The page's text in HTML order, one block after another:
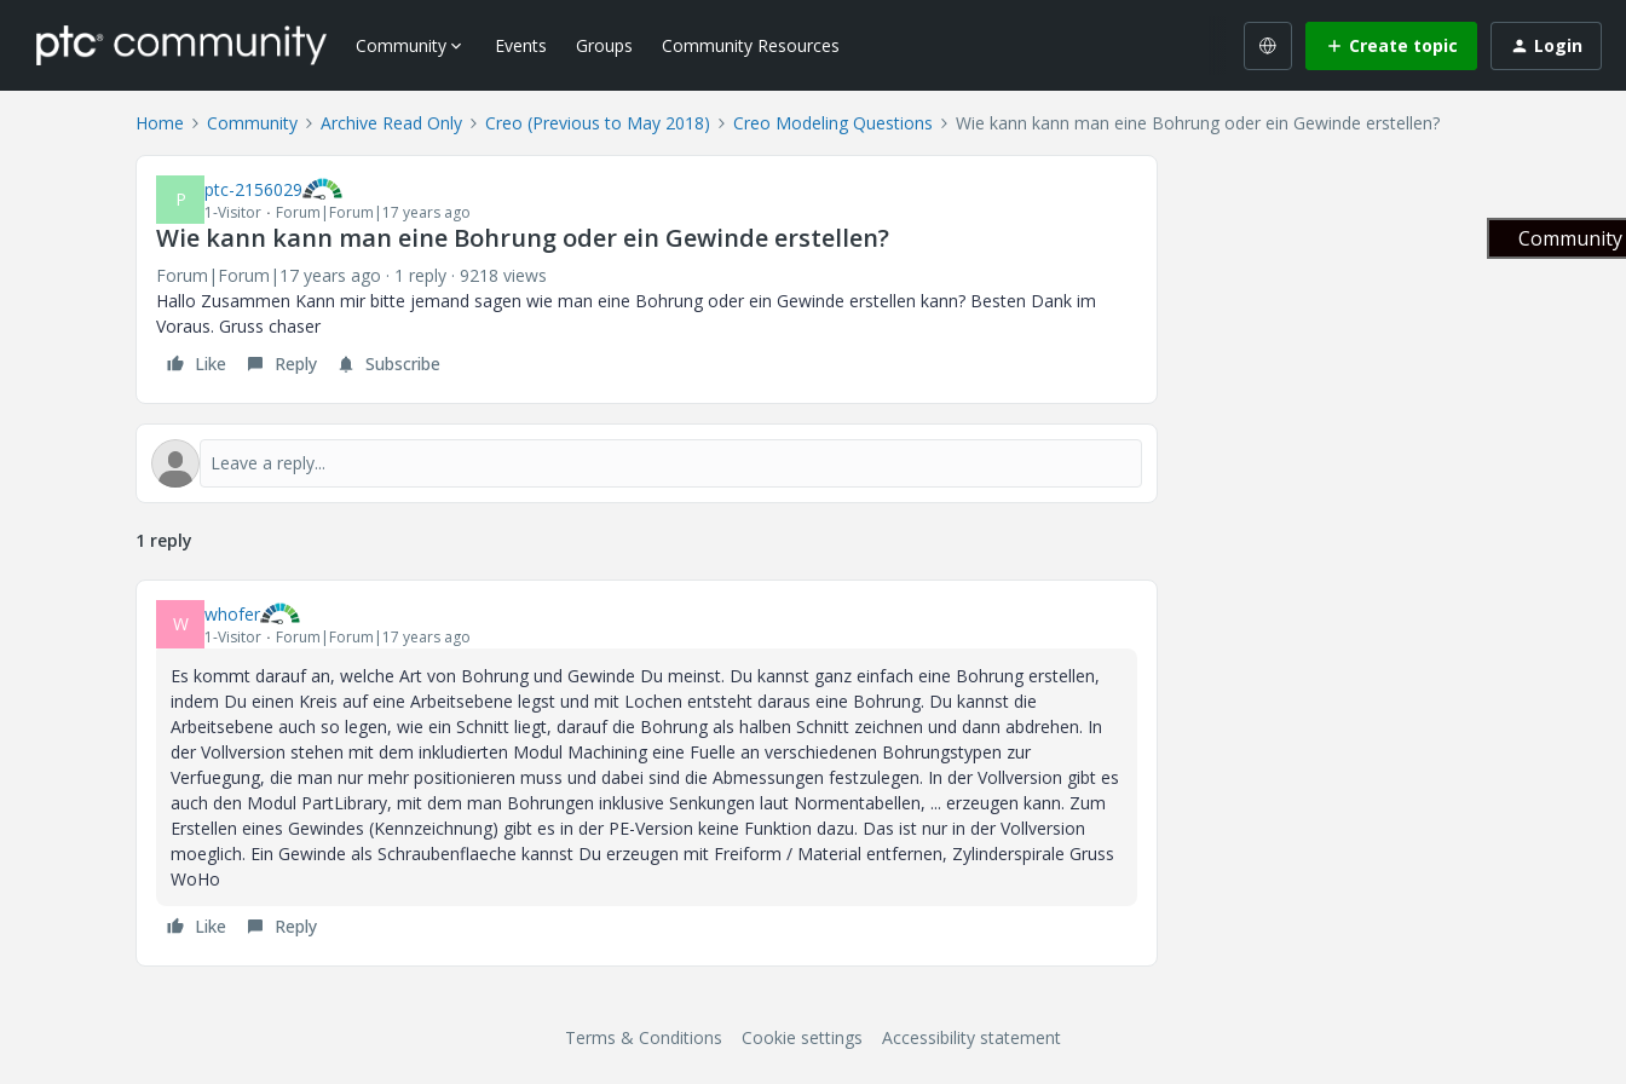
Community Events Groups Community Resources Create topic Login
Home Community Archive Read Only Creo (Previous to May 2018) Creo Modeling Questions Wie kann kann man eine Bohrung oder ein Gewinde erstellen?
P ptc-2156029
1-Visitor Forum|Forum|17 years ago
Wie kann kann man eine Bohrung oder ein Gewinde erstellen?
Forum|Forum|17 years ago 1 reply
9218 views
Hallo Zusammen Kann mir bitte jemand sagen wie man eine Bohrung oder ein Gewinde erstellen kann? Besten Dank im
Voraus. Gruss chaser
Like
Reply Subscribe
1 reply
W whofer
1-Visitor Forum|Forum|17 years ago
Es kommt darauf an, welche Art von Bohrung und Gewinde Du meinst. Du kannst ganz einfach eine Bohrung erstellen,
indem Du einen Kreis auf eine Arbeitsebene legst und mit Lochen entsteht daraus eine Bohrung. Du kannst die
Arbeitsebene auch so legen, wie ein Schnitt liegt, darauf die Bohrung als halben Schnitt zeichnen und dann abdrehen. In
der Vollversion stehen mit dem inkludierten Modul Machining eine Fuelle an verschiedenen Bohrungstypen zur
Verfuegung, die man nur mehr positionieren muss und dabei sind die Abmessungen festzulegen. In der Vollversion gibt es
auch den Modul PartLibrary, mit dem man Bohrungen inklusive Senkungen laut Normentabellen, ... erzeugen kann. Zum
Erstellen eines Gewindes (Kennzeichnung) gibt es in der PE-Version keine Funktion dazu. Das ist nur in der Vollversion
moeglich. Ein Gewinde als Schraubenflaeche kannst Du erzeugen mit Freiform / Material entfernen, Zylinderspirale Gruss
WoHo
Like Reply
Terms & Conditions Cookie settings Accessibility statement